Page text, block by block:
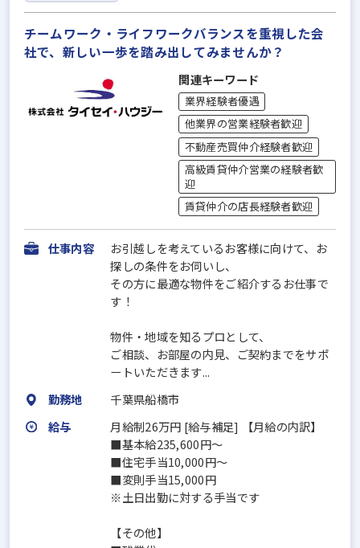
チームワーク・ライフワークバランスを重視した会
社で、新しい一歩を踏み出してみませんか？
関連キーワード
業界経験者優遇
他業界の営業経験者歓迎
不動産売買仲介経験者歓迎
高級賃貸仲介営業の経験者歓
迎
賃貸仲介の店長経験者歓迎
仕事内容
お引越しを考えているお客様に向けて、お
探しの条件をお伺いし、
その方に最適な物件をご紹介するお仕事で
す！
物件・地域を知るプロとして、
ご相談、お部屋の内見、ご契約までをサポ
ートいただきます...
勤務地
千葉県船橋市
給与
月給制26万円 [給与補足] 【月給の内訳】
■基本給235,600円～
■住宅手当10,000円～
■変則手当15,000円
※土日出勤に対する手当です
【その他】